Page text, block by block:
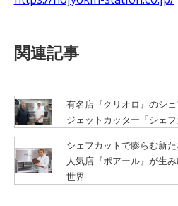
関連記事
有名店『クリオロ』のシ
ジェットカッター「シェ
シェフカットで膨らむ新
人気店『ポアール』が生
世界